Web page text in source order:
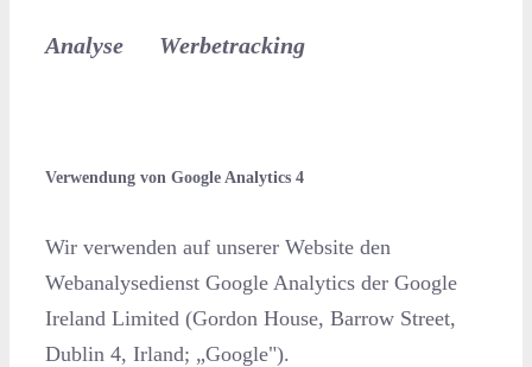
Analyse Werbetracking
Verwendung von Google Analytics 4
Wir verwenden auf unserer Website den
Webanalysedienst Google Analytics der Google
Ireland Limited (Gordon House, Barrow Street,
Dublin 4, Irland; „Google").